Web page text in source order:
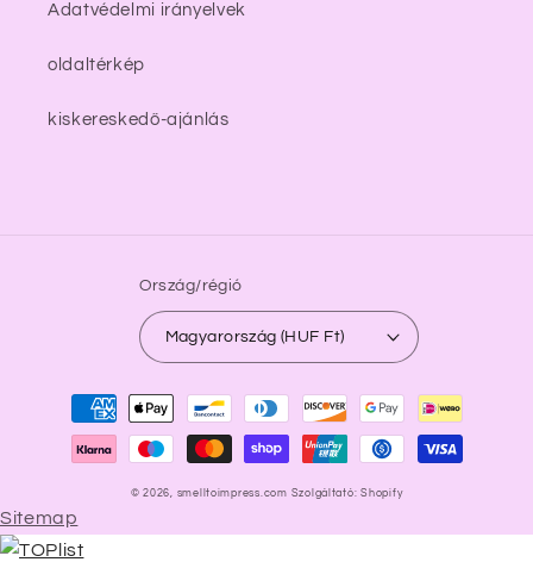
Adatvédelmi irányelvek
oldaltérkép
kiskereskedő-ajánlás
Ország/régió
Magyarország (HUF Ft)
Fizetési
módok
© 2026, smelltoimpress.com Szolgáltató: Shopify
Sitemap